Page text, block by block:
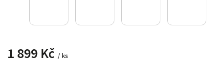
1 899 Kč / ks